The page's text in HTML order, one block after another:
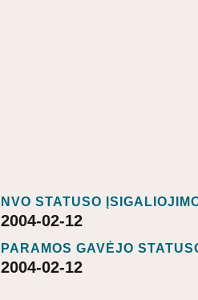
NVO STATUSO
2004-02-12
PARAMOS GAVĖJO
2004-02-12